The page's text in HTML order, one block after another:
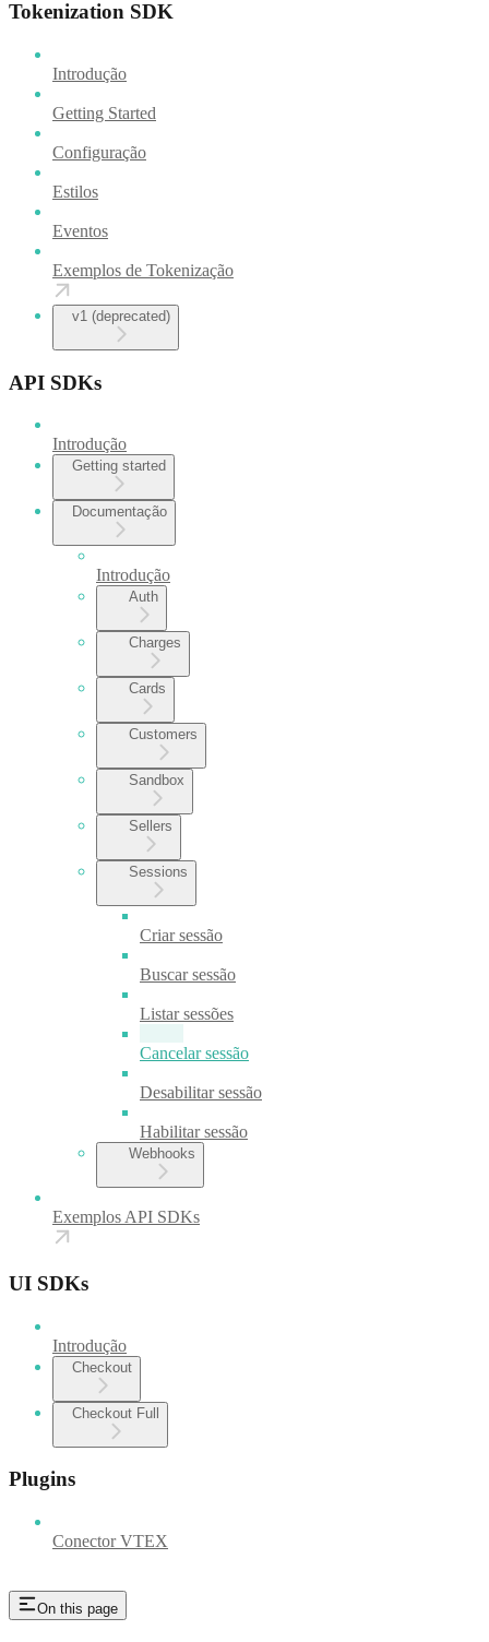
Tokenization SDK
Introdução
Getting Started
Configuração
Estilos
Eventos
Exemplos de Tokenização
v1 (deprecated)
API SDKs
Introdução
Getting started
Documentação
Introdução
Auth
Charges
Cards
Customers
Sandbox
Sellers
Sessions
Criar sessão
Buscar sessão
Listar sessões
Cancelar sessão
Desabilitar sessão
Habilitar sessão
Webhooks
Exemplos API SDKs
UI SDKs
Introdução
Checkout
Checkout Full
Plugins
Conector VTEX
On this page